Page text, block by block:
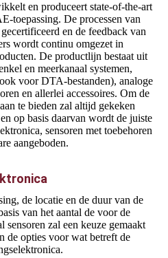
en produceert state-of-the-art
toepassing. De processen van
en de feedback van
wordt continu omgezet in
De productlijn bestaat uit
en meerkanaal systemen,
voor DTA-bestanden), analoge
en allerlei accessoires. Om de
te bieden zal altijd gekeken
op basis daarvan wordt de juiste
sensoren met toebehoren
aangeboden.
de locatie en de duur van de
van het aantal de voor de
sensoren zal een keuze gemaakt
de opties voor wat betreft de